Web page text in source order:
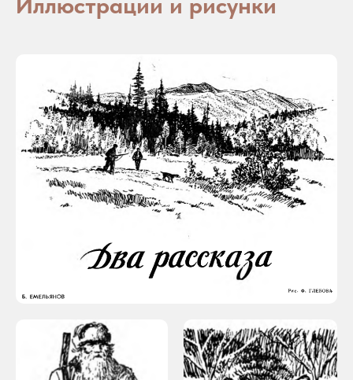
Больше 10 лет я занимаюсь графическим
дизайном во всех его проявлениях.
Основная специализация — логотипы,
фирменные стили и нейминг.
© 1992.12.16 Все права защищены.
бесплатные материалы